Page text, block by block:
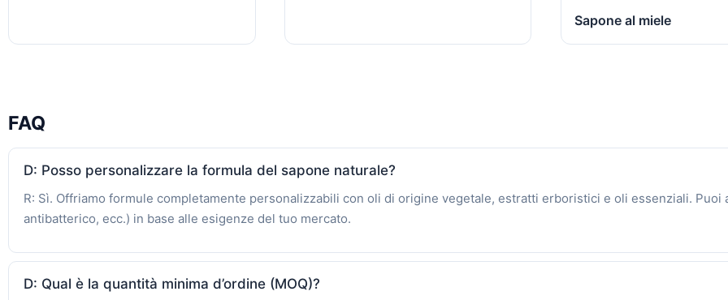
Sapone al miele
FAQ
D: Posso personalizzare la formula del sapone naturale?
R: Sì. Offriamo formule completamente personalizzabili con oli di origine vegetale, estratti erboristici e oli essenziali.
antibatterico, ecc.) in base alle esigenze del tuo mercato.
D: Qual è la quantità minima d’ordine (MOQ)?